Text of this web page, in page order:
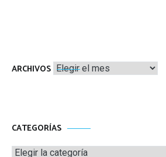
ARCHIVOS Archivos
CATEGORÍAS
Categorías